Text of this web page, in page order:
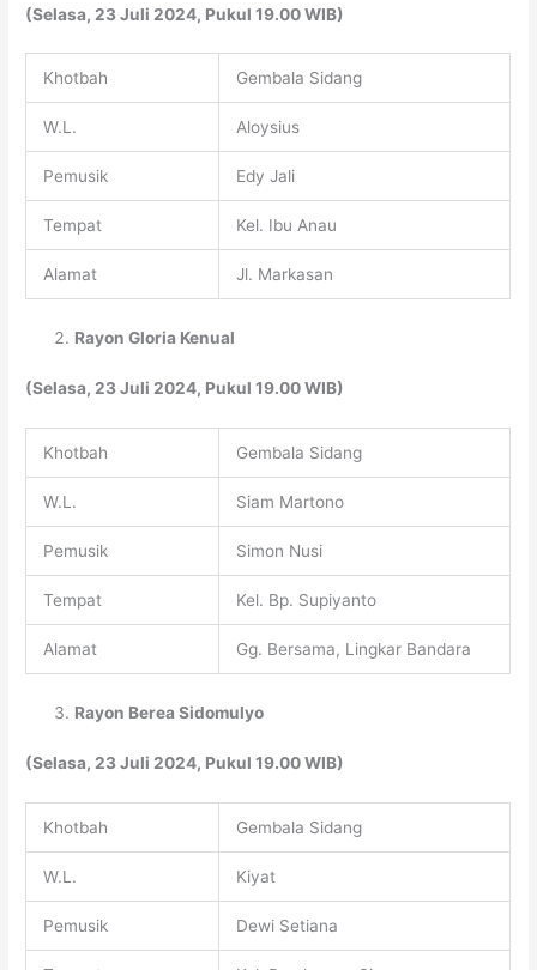
(Selasa, 23 Juli 2024, Pukul 19.00 WIB)
Khotbah Gembala Sidang
W.L. Aloysius
Pemusik Edy Jali
Tempat Kel. Ibu Anau
Alamat Jl. Markasan
Rayon Gloria Kenual
(Selasa, 23 Juli 2024, Pukul 19.00 WIB)
Khotbah Gembala Sidang
W.L. Siam Martono
Pemusik Simon Nusi
Tempat Kel. Bp. Supiyanto
Alamat Gg. Bersama, Lingkar Bandara
Rayon Berea Sidomulyo
(Selasa, 23 Juli 2024, Pukul 19.00 WIB)
Khotbah Gembala Sidang
W.L. Kiyat
Pemusik Dewi Setiana